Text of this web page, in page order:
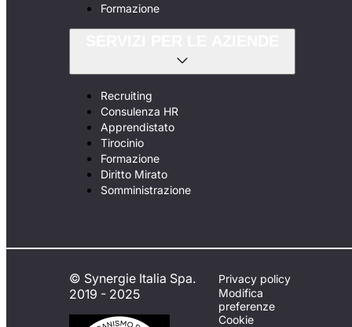
Formazione
Recruiting
Consulenza HR
Apprendistato
Tirocinio
Formazione
Diritto Mirato
Somministrazione
© Synergie Italia Spa.
2019 - 2025
Privacy policy
Modifica
preferenze
Cookie